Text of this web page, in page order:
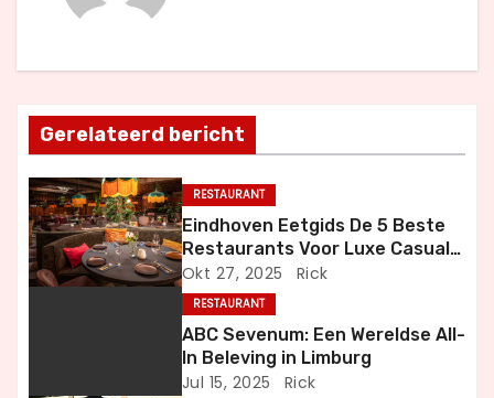
t
n
a
v
i
Gerelateerd bericht
RESTAURANT
Eindhoven Eetgids De 5 Beste
Restaurants Voor Luxe Casual
en Bijzondere Momenten
Okt 27, 2025 Rick
RESTAURANT
ABC Sevenum: Een Wereldse All-
In Beleving in Limburg
Jul 15, 2025 Rick